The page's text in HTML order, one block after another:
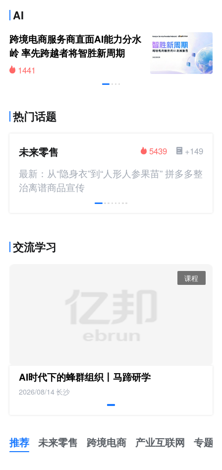
AI
跨境电商服务商直面AI能力分水
岭 率先跨越者将智胜新周期
1441
热门话题
未来零售 +149
5439
最新：从“隐身衣”到“人形人参果苗” 拼多多整
治离谱商品宣传
交流学习
课程
AI时代下的蜂群组织丨马蹄研学
2026/08/14长沙
推荐 未来零售 跨境电商 产业互联网 专题